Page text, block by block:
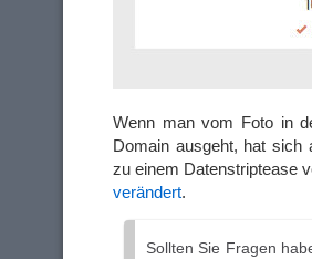
Wenn man vom Foto in
Domain ausgeht, hat sich
zu einem Datenstriptease
verändert.
Sollten Sie Fragen